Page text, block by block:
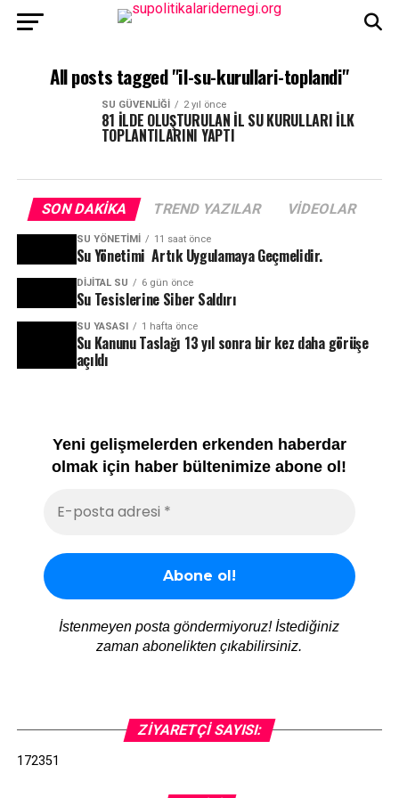
All posts tagged "il-su-kurullari-toplandi"
SU GÜVENLIĞI 2 yıl önce
81 İLDE OLUŞTURULAN İL SU KURULLARI İLK
TOPLANTILARINI YAPTI
SON DAKIKA TREND YAZILAR VIDEOLAR
SU YÖNETIMI 11 saat önce
Su Yönetimi Artık Uygulamaya Geçmelidir.
DIJITAL SU 6 gün önce
Su Tesislerine Siber Saldırı
SU YASASI 1 hafta önce
Su Kanunu Taslağı 13 yıl sonra bir kez daha görüşe
açıldı
Yeni gelişmelerden erkenden haberdar
olmak için haber bültenimize abone ol!
İstenmeyen posta göndermiyoruz! İstediğiniz
zaman abonelikten çıkabilirsiniz.
ZIYARETÇI SAYISI:
172351